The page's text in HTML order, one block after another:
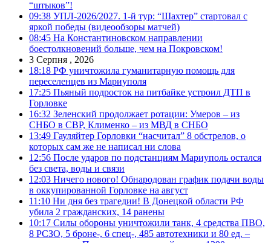
“штыков”!
09:38 УПЛ-2026/2027. 1-й тур: “Шахтер” стартовал с
яркой победы (видеообзоры матчей)
08:45 На Константиновском направлении
боестолкновений больше, чем на Покровском!
3 Серпня , 2026
18:18 РФ уничтожила гуманитарную помощь для
переселенцев из Мариуполя
17:25 Пьяный подросток на питбайке устроил ДТП в
Горловке
16:32 Зеленский продолжает ротации: Умеров – из
СНБО в СВР, Клименко – из МВД в СНБО
13:49 Гауляйтер Горловки “насчитал” 8 обстрелов, о
которых сам же не написал ни слова
12:56 После ударов по подстанциям Мариуполь остался
без света, воды и связи
12:03 Ничего нового! Обнародован график подачи воды
в оккупированной Горловке на август
11:10 Ни дня без трагедии! В Донецкой области РФ
убила 2 гражданских, 14 ранены
10:17 Силы обороны уничтожили танк, 4 средства ПВО,
8 РСЗО, 5 броне-, 6 спец-, 485 автотехники и 80 ед. –